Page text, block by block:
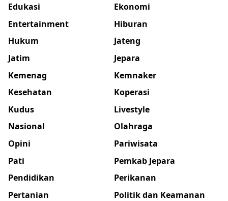
Edukasi
Ekonomi
Entertainment
Hiburan
Hukum
Jateng
Jatim
Jepara
Kemenag
Kemnaker
Kesehatan
Koperasi
Kudus
Livestyle
Nasional
Olahraga
Opini
Pariwisata
Pati
Pemkab Jepara
Pendidikan
Perikanan
Pertanian
Politik dan Keamanan